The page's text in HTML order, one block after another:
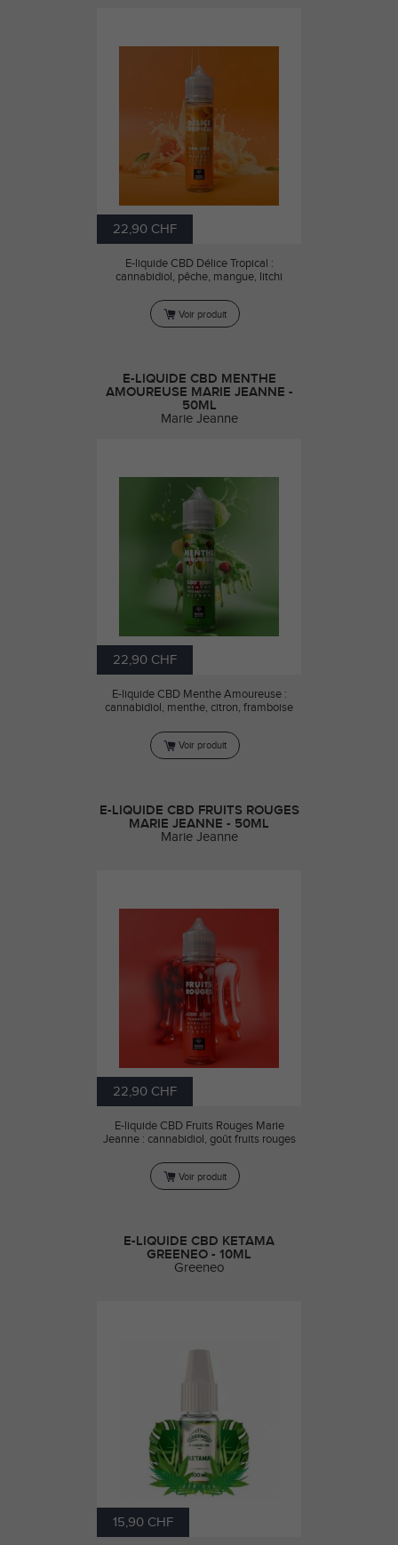
22,90 CHF
E-liquide CBD Délice Tropical :
cannabidiol, pêche, mangue, litchi
Voir produit
E-LIQUIDE CBD MENTHE
AMOUREUSE MARIE JEANNE -
50ML
Marie Jeanne
22,90 CHF
E-liquide CBD Menthe Amoureuse :
cannabidiol, menthe, citron, framboise
Voir produit
E-LIQUIDE CBD FRUITS ROUGES
MARIE JEANNE - 50ML
Marie Jeanne
22,90 CHF
E-liquide CBD Fruits Rouges Marie
Jeanne : cannabidiol, goût fruits rouges
Voir produit
E-LIQUIDE CBD KETAMA
GREENEO - 10ML
Greeneo
15,90 CHF